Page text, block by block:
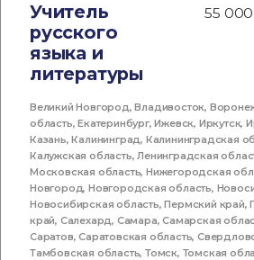
Учитель
русского
языка и
литературы
55
Великий Новгород,Владивосток,
область,Екатеринбург,Ижевск, Иркутск,
Казань,Калининград, Калининградская
Калужская область,Ленинградская
Московская область,Нижегородская
Новгород,Новгородская область,
Новосибирская область,Пермский край,
край, Салехард, Самара,Самарская
Саратов,Саратовская область,
Тамбовская область,Томск, Томская